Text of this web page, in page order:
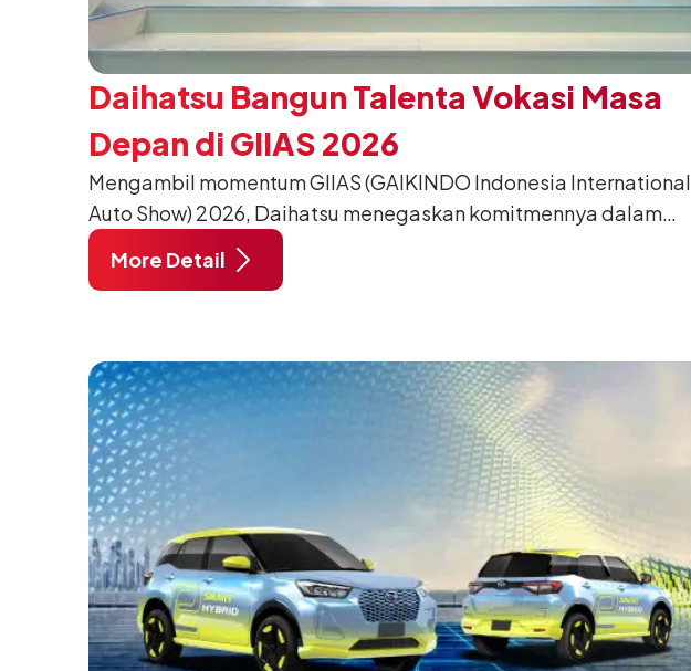
Daihatsu Bangun Talenta Vokasi Masa
Depan di GIIAS 2026
Mengambil momentum GIIAS (GAIKINDO Indonesia International
Auto Show) 2026, Daihatsu menegaskan komitmennya dalam
meningkatkan kualitas SDM (Sumber Daya Manusia) melalui
pendidikan vokasi bertema “Bersama Sahabat Membangun
pada 5 Agustus 2026.
More Detail